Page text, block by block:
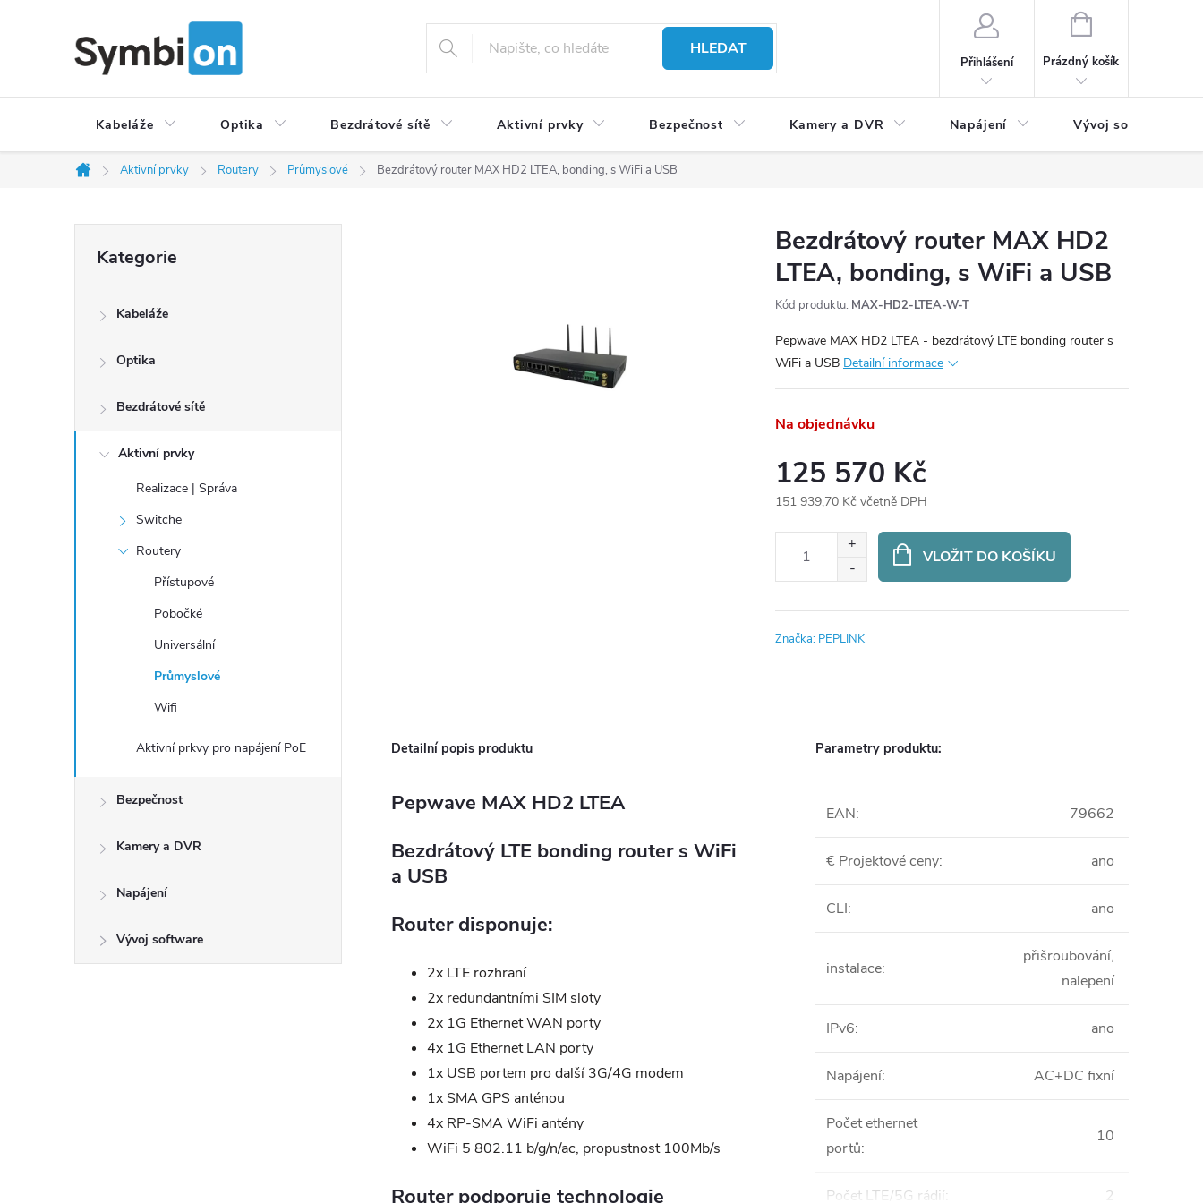
HLEDAT
Přihlášení
NÁKUPNÍ
Prázdný košík
Kabeláže Optika Bezdrátové sítě Aktivní prvky Bezpečnost Kamery a DVR Napájení Vývoj software
Domů
Aktivní prvky Routery Průmyslové Bezdrátový router MAX HD2 LTEA, bonding, s WiFi a USB
í
kategorie
Kategorie
Kabeláže
Optika
Bezdrátové sítě
Aktivní prvky
Realizace | Správa
Switche
Routery
Přístupové
Pobočké
Universální
Průmyslové
Wifi
Aktivní prkvy pro napájení PoE
Bezpečnost
Kamery a DVR
Napájení
Vývoj software
Bezdrátový router MAX HD2
LTEA, bonding, s WiFi a USB
Kód produktu: MAX-HD2-LTEA-W-T
Pepwave MAX HD2 LTEA - bezdrátový LTE bonding router s
WiFi a USB Detailní informace
Na objednávku
125 570 Kč
151 939,70 Kč včetně DPH
VLOŽIT DO KOŠÍKU
Značka: PEPLINK
Detailní popis produktu
Pepwave MAX HD2 LTEA
Bezdrátový LTE bonding router s WiFi
a USB
Router disponuje:
2x LTE rozhraní
2x redundantními SIM sloty
2x 1G Ethernet WAN porty
4x 1G Ethernet LAN porty
1x USB portem pro další 3G/4G modem
1x SMA GPS anténou
4x RP-SMA WiFi antény
WiFi 5 802.11 b/g/n/ac, propustnost 100Mb/s
Router podporuje technologie
Parametry produktu:
EAN: 79662
€ Projektové ceny: ano
CLI: ano
instalace:
přišroubování,
nalepení
IPv6: ano
Napájení: AC+DC fixní
Počet ethernet
portů:
10
Počet LTE/5G rádií: 2